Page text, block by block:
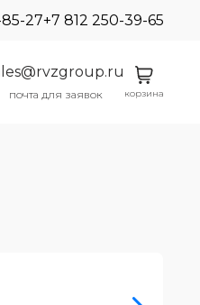
27+7 812 250-39-65
почта для заявок корзина